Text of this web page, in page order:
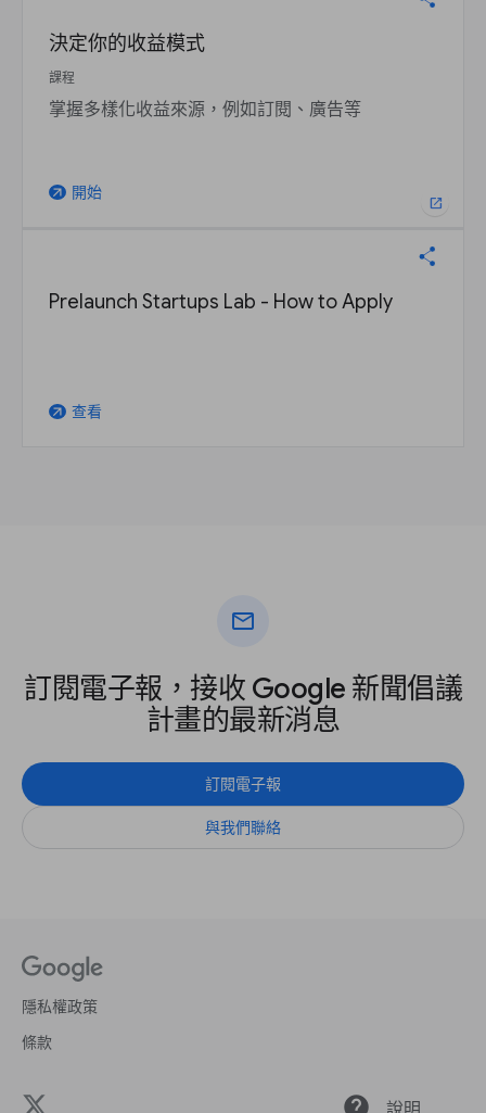
決定你的收益模式
課程
掌握多樣化收益來源，例如訂閱、廣告等
arrow_outward 開始 open_in_new
Prelaunch Startups Lab - How to Apply
arrow_outward 查看
mail
訂閱電子報，接收 Google 新聞倡議
計畫的最新消息
訂閱電子報
與我們聯絡
隱私權政策
條款